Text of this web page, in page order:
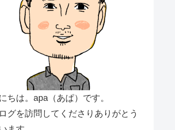
ちは。apa（あぱ）です。
グを訪問してくださりありがとう